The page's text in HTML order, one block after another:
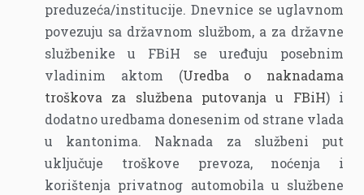
preduzeća/institucije. Dnevnice se uglavnom
povezuju sa državnom službom, a za državne
službenike u FBiH se uređuju posebnim
vladinim aktom (Uredba o naknadama
troškova za službena putovanja u FBiH) i
dodatno uredbama donesenim od strane vlada
u kantonima. Naknada za službeni put
uključuje troškove prevoza, noćenja i
korištenja privatnog automobila u službene